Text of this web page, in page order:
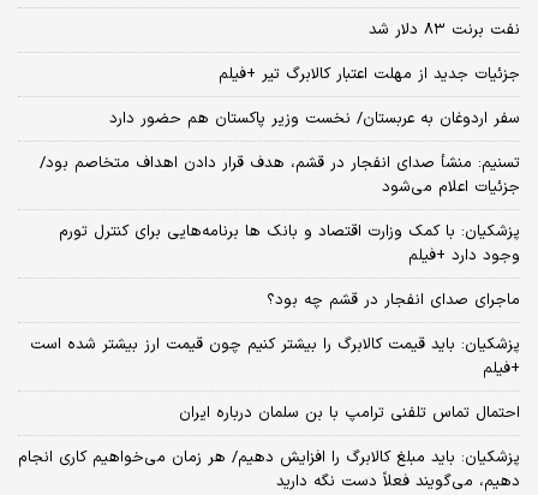
نفت برنت ۸۳ دلار شد
جزئیات جدید از مهلت اعتبار کالابرگ تیر +فیلم
سفر اردوغان به عربستان/ نخست وزیر پاکستان هم حضور دارد
تسنیم: منشأ صدای انفجار در قشم، هدف قرار دادن اهداف متخاصم بود/
جزئیات اعلام می‌شود
پزشکیان: با کمک وزارت اقتصاد و بانک ها برنامه‌هایی برای کنترل تورم
وجود دارد +فیلم
ماجرای صدای انفجار در قشم چه بود؟
پزشکیان: باید قیمت کالابرگ را بیشتر کنیم چون قیمت ارز بیشتر شده است
+فیلم
احتمال تماس تلفنی ترامپ با بن سلمان درباره ایران
پزشکیان: باید مبلغ کالابرگ را افزایش دهیم/ هر زمان می‌خواهیم کاری انجام
دهیم، می‌گویند فعلاً دست نگه دارید